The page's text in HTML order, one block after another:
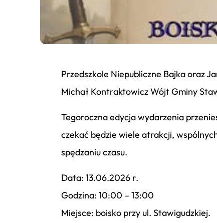
Przedszkole Niepubliczne Bajka oraz
Michał Kontraktowicz Wójt Gminy
Tegoroczna edycja wydarzenia
czekać będzie wiele atrakcji,
spędzaniu czasu.
Data: 13.06.2026 r.
Godzina: 10:00 – 13:00
Miejsce: boisko przy ul. Stawigudzkiej.